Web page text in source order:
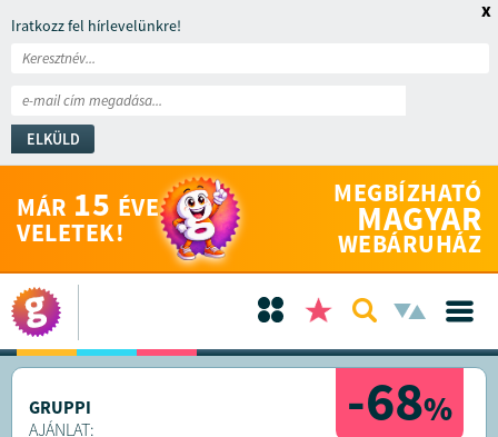
Iratkozz fel hírlevelünkre!
ELKÜLD
x
MÁR 15 ÉVE
VELETEK!
MEGBÍZHATÓ
MAGYAR
WEBÁRUHÁZ
-68%
GRUPPI
AJÁNLAT: